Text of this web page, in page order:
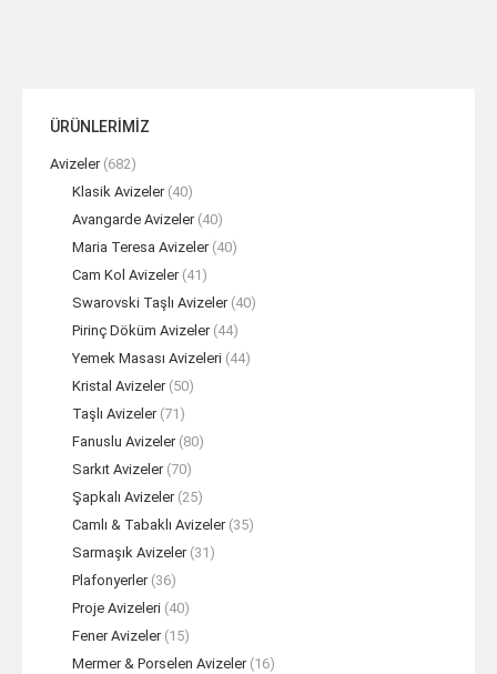
ÜRÜNLERİMİZ
Avizeler (682)
Klasik Avizeler (40)
Avangarde Avizeler (40)
Maria Teresa Avizeler (40)
Cam Kol Avizeler (41)
Swarovski Taşlı Avizeler (40)
Pirinç Döküm Avizeler (44)
Yemek Masası Avizeleri (44)
Kristal Avizeler (50)
Taşlı Avizeler (71)
Fanuslu Avizeler (80)
Sarkıt Avizeler (70)
Şapkalı Avizeler (25)
Camlı & Tabaklı Avizeler (35)
Sarmaşık Avizeler (31)
Plafonyerler (36)
Proje Avizeleri (40)
Fener Avizeler (15)
Mermer & Porselen Avizeler (16)